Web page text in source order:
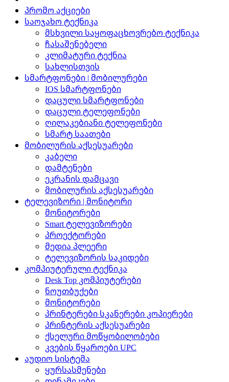
პრომო აქციები
საოჯახო ტექნიკა
მსხვილი საყოფაცხოვრებო ტექნიკა
ჩასაშენებელი
კლიმატური ტექნია
სახლისთვის
სმარტფონები | მობილურები
IOS სმარტფონები
დაცული სმარტფონები
დაცული ტელეფონები
ღილაკებიანი ტელეფონები
სმარტ საათები
მობილურის აქსესუარები
კაბელი
დამტენები
ეკრანის დამცავი
მობილურის აქსესუარები
ტელევიზორი | მონიტორი
მონიტორები
Smart ტელევიზორები
პროექტორები
მედია პლეერი
ტელევიზორის საკიდები
კომპიუტერული ტექნიკა
Desk Top კომპიუტერები
ნოუთბუქები
მონიტორები
პრინტერები სკანერები კოპიერები
პრინტერის აქსესუარები
ქსელური მოწყობილობები
კვების წყაროები UPC
აუდიო სისტემა
ყურსასმენები